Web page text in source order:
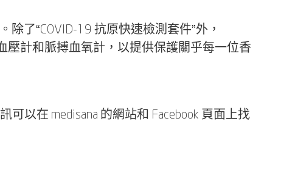
了“COVID-19 抗原快速檢測套件”外，
壓計和脈搏血氧計，以提供保護關乎每一位香
以在 medisana 的網站和 Facebook 頁面上找